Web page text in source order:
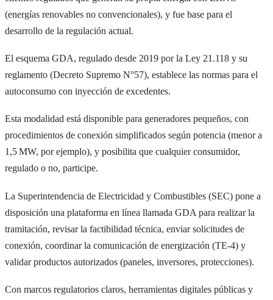
(energías renovables no convencionales), y fue base para el
desarrollo de la regulación actual.
El esquema GDA, regulado desde 2019 por la Ley 21.118 y su
reglamento (Decreto Supremo N°57), establece las normas para el
autoconsumo con inyección de excedentes.
Esta modalidad está disponible para generadores pequeños, con
procedimientos de conexión simplificados según potencia (menor a
1,5 MW, por ejemplo), y posibilita que cualquier consumidor,
regulado o no, participe.
La Superintendencia de Electricidad y Combustibles (SEC) pone a
disposición una plataforma en línea llamada GDA para realizar la
tramitación, revisar la factibilidad técnica, enviar solicitudes de
conexión, coordinar la comunicación de energización (TE‑4) y
validar productos autorizados (paneles, inversores, protecciones).
Con marcos regulatorios claros, herramientas digitales públicas y